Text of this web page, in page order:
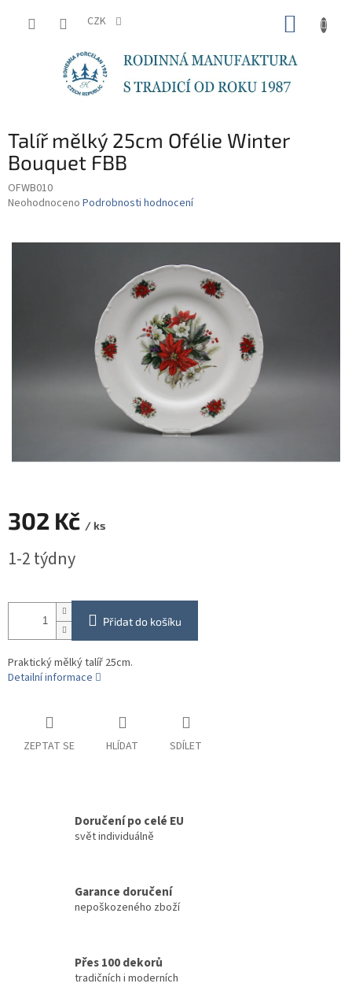
CZK
Talíř mělký 25cm Ofélie Winter
Bouquet FBB
OFWB010
Průměrné
je
Neohodnoceno Podrobnosti hodnocení
302 Kč / ks
cena:
1-2 týdny
Přidat do košíku
Praktický mělký talíř 25cm.
Detailní informace
ZEPTAT SE HLÍDAT SDÍLET
Doručení po celé EU
svět individuálně
Garance doručení
nepoškozeného zboží
Přes 100 dekorů
tradičních i moderních